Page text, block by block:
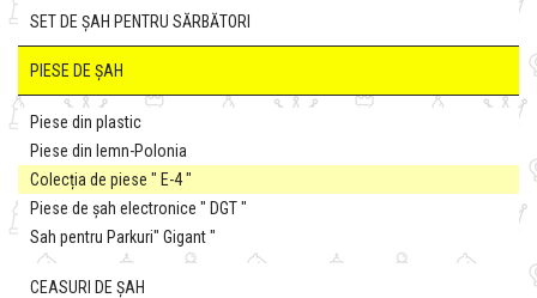
SET DE ȘAH PENTRU SĂRBĂTORI
PIESE DE ȘAH
Piese din plastic
Piese din lemn-Polonia
Colecția de piese " E-4 "
Piese de șah electronice " DGT "
Sah pentru Parkuri" Gigant "
CEASURI DE ȘAH